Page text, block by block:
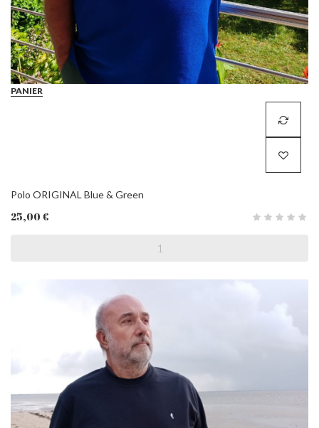
PANIER
Polo ORIGINAL Blue & Green
25,00 €